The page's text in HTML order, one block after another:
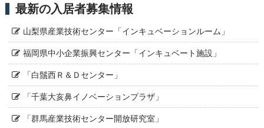
最新の入居者募集情報
山梨県産業技術センター「インキュベーションルーム」
福岡県中小企業振興センター「インキュベート施設」
「白鬚西Ｒ＆Ｄセンター」
「千葉大亥鼻イノベーションプラザ」
「群馬産業技術センター開放研究室」